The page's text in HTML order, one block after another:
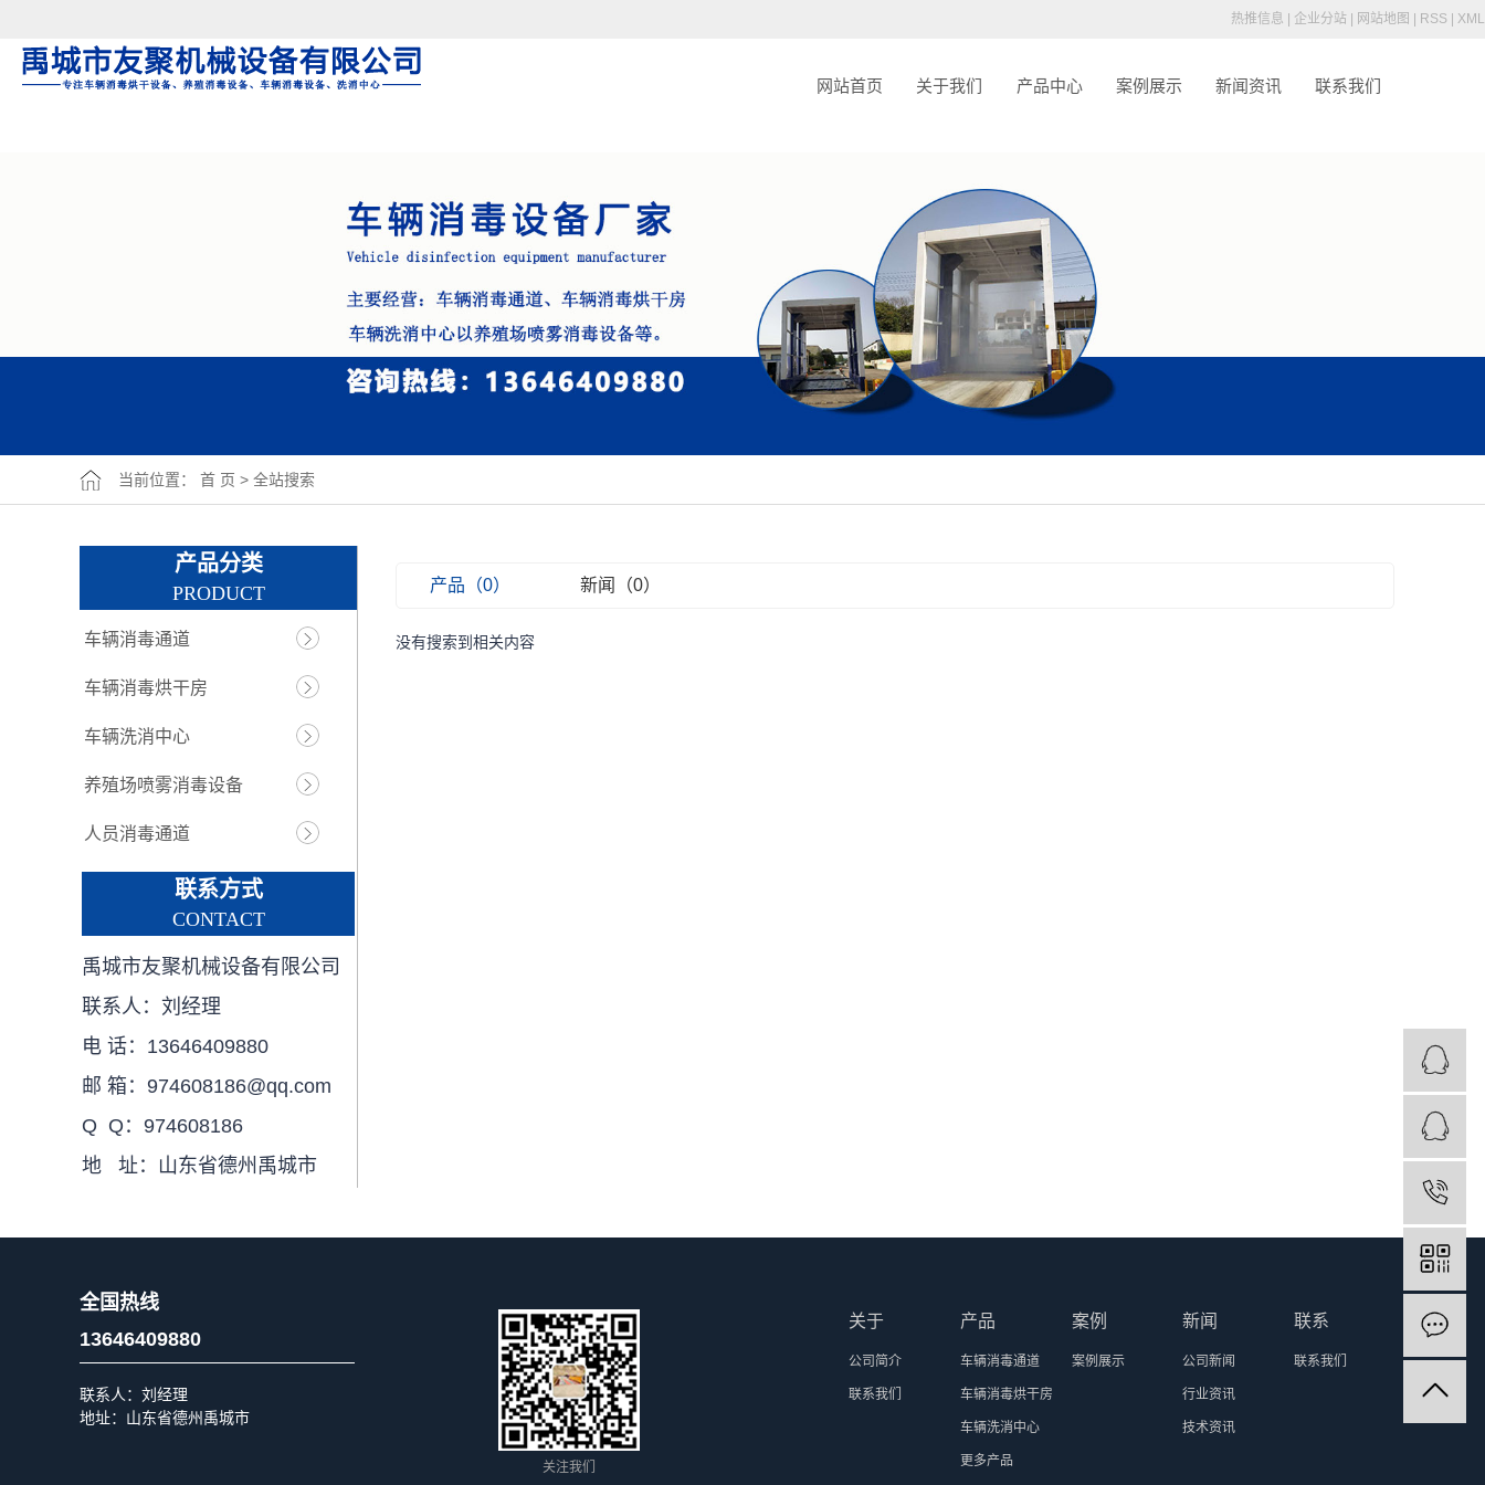
Warning: file_put_contents(/home/jnxcjmjhnxxscij/wwwroot/source/cache/license_cache.php): failed to open stream: Permission denied in /home/jnxcjmjhnxxscij/wwwroot/source/model/api.class.php on line 217
热推信息 企业分站 网站地图 RSS XML
网站首页 关于我们 产品中心
车辆洗消中心
养殖场喷雾消毒设备
人员消毒通道
案例展示 新闻资讯 联系我们
当前位置： 首 页 > 全站搜索
产品分类
PRODUCT
车辆消毒通道
车辆消毒烘干房
车辆洗消中心
养殖场喷雾消毒设备
人员消毒通道
联系方式
CONTACT
禹城市友聚机械设备有限公司
联系人：刘经理
电 话：13646409880
邮 箱：974608186@qq.com
Q Q：974608186
地 址：山东省德州禹城市
产品（0） 新闻（0）
没有搜索到相关内容
全国热线
13646409880
联系人：刘经理
地址：山东省德州禹城市
关注我们
关于
公司简介
联系我们
产品
车辆消毒通道
车辆消毒烘干房
车辆洗消中心
更多产品
案例
案例展示
新闻
公司新闻
行业资讯
技术资讯
联系
联系我们